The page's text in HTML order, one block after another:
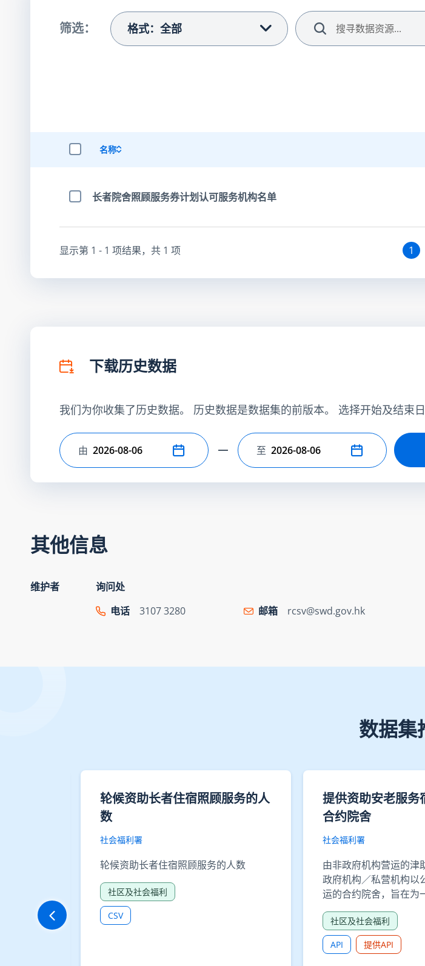
筛选： 格式：全部 搜索
名称
选择项目长者院舍照顾服务券计划认可服务机构名单
显示第 1 - 1 项结果，共 1 项 1
下载历史数据
我们为你收集了历史数据。 历史数据是数据集的前版本。 选择开始及结束
选择开始日期
由 选择结束日期
至
其他信息
维护者
询问处
电话
3107 3280 邮箱 rcsv@swd.gov.hk
数据集
轮候资助长者住宿照顾服务的人
数
社会福利署
轮候资助长者住宿照顾服务的人数
社区及社会福利
CSV
提供资助安老服务
合约院舍
社会福利署
由非政府机构营运的津
政府机构／私营机构以
运的合约院舍，旨在为
或以上，由于个人、社
其他原因而未能在家中
供资助住宿照顾服务。
岁之间的人士亦可提出
社区及社会福利
API 提供API